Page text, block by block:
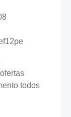
todos